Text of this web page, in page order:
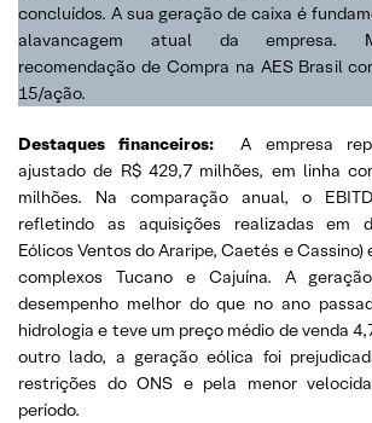
concluídos. A sua geração de caixa é
alavancagem atual da empresa.
recomendação de Compra na AES Brasil
15/ação.
Destaques financeiros: A empresa
ajustado de R$ 429,7 milhões, em linha
milhões. Na comparação anual, o
refletindo as aquisições realizadas em
Eólicos Ventos do Araripe, Caetés e Cassino)
complexos Tucano e Cajuína. A
desempenho melhor do que no ano
hidrologia e teve um preço médio de venda
outro lado, a geração eólica foi
restrições do ONS e pela menor
período.